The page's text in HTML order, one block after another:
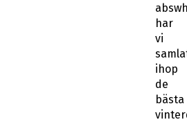
har
vi
ihop
de
bästa